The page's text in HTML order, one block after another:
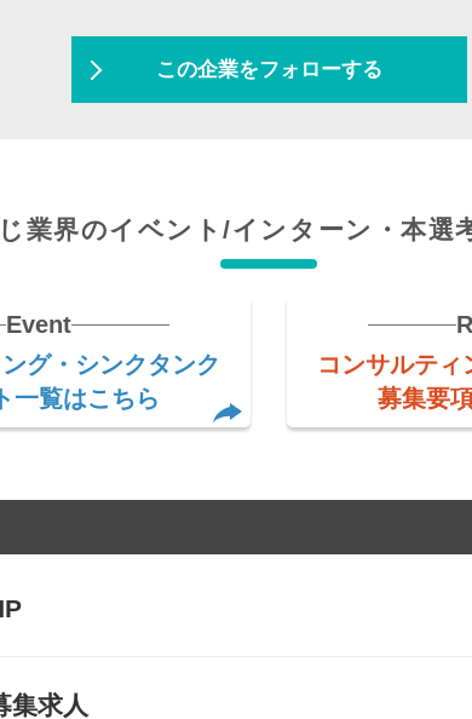
この企業をフォローする
業界のイベント/インターン・本選
Event
グ・シンクタンク
一覧はこちら
コンサルティ
募集要
集求人